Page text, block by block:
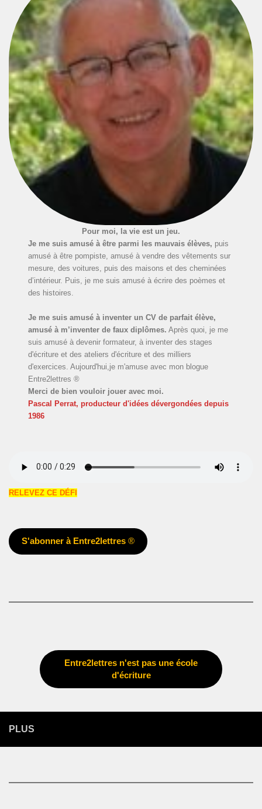
Pour moi, la vie est un jeu.
Je me suis amusé à être parmi les mauvais élèves, puis
amusé à être pompiste, amusé à vendre des vêtements sur
mesure, des voitures, puis des maisons et des cheminées
d’intérieur. Puis, je me suis amusé à écrire des poèmes et
des histoires.
Je me suis amusé à inventer un CV de parfait élève,
amusé à m’inventer de faux diplômes. Après quoi, je me
suis amusé à devenir formateur, à inventer des stages
d'écriture et des ateliers d'écriture et des milliers
d'exercices. Aujourd'hui,je m'amuse avec mon blogue
Entre2lettres ®
Merci de bien vouloir jouer avec moi.
Pascal Perrat, producteur d'idées dévergondées depuis
1986
RELEVEZ CE DÉFI
S'abonner à Entre2lettres®
Entre2lettres n'est pas une école
d'écriture
PLUS